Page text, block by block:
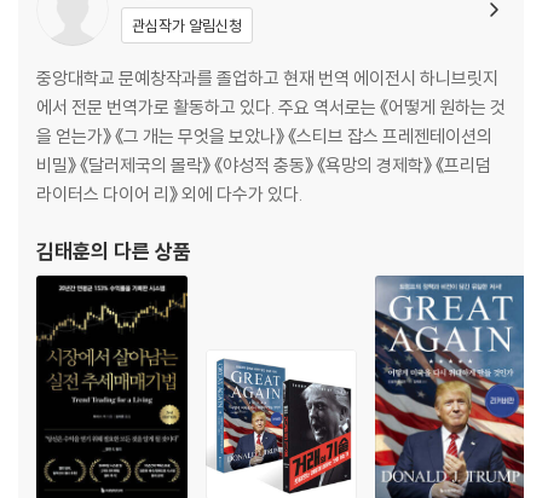
타이밍 / 이 산의 어디까지 올랐을까? / 신뢰하되 검증하라 / 추세 반전에
주의하라 / 임박한 위험을 경고하는 금융주 / 귀가 아니라 눈을 믿어라 / 증
권사의 투자 의견 / 주가 움직임의 중대한 변화는 주요 경보 / 순풍을 타라
[6장] 범주, 산업군, 재료
주도주 / 최고 경쟁 기업: 경쟁 상황을 주시하라 / 기관 선호 기업 / 실적 반
등 기업(턴어라운드) / 경기 민감 기업 / 부진 종목을 멀리하라 / 특정 산업
군이 새로운 강세장을 이끈다 / 혁신은 새로운 기회를 창출한다 / 산업군
주기 역학 / 주도주가 재채기를 하면 해당 산업군은 감기에 걸린다 / 신기
술은 구기술이 된다
[7장] 초점을 맞춰야 할 펀더멘털
무엇이 초수익을 이끄는가? / 왜 영업이익이 중요할까? / 예상과 서프라
이즈 / 어닝 서프라이즈 / 바퀴벌레 효과 / 모든 서프라이즈가 같은 것은 아
니다 / 애널리스트의 추정치 조정 / 대규모 이익은 대규모 관심을 끌어들
관심작가 알림신청
중앙대학교 문예창작과를 졸업하고 현재 번역 에이전시 하니브릿지
에서 전문 번역가로 활동하고 있다. 주요 역서로는 《어떻게 원하는 것
을 얻는가》 《그 개는 무엇을 보았나》 《스티브 잡스 프레젠테이션의
비밀》 《달러제국의 몰락》 《야성적 충동》 《욕망의 경제학》 《프리덤
라이터스 다이어 리》 외에 다수가 있다.
김태훈의 다른 상품